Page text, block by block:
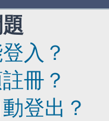
入？
冊？
登出？